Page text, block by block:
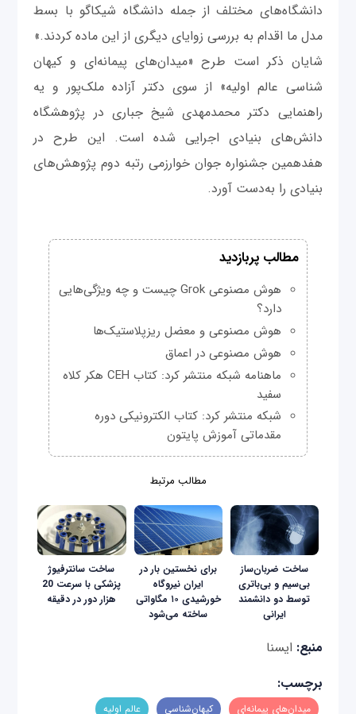
دانشگاه‌های مختلف از جمله دانشگاه شیکاگو با بسط
مدل ما اقدام به بررسی زوایای دیگری از این ماده کردند.»
شایان ذکر است طرح «میدان‌های پیمانه‌ای و کیهان
شناسی عالم اولیه» از سوی دکتر آزاده ملک‌پور و یه
راهنمایی دکتر محمدمهدی شیخ جباری در پژوهشگاه
دانش‌های بنیادی اجرایی شده است. این طرح در
هفدهمین جشنواره جوان خوارزمی رتبه دوم پژوهش‌های
بنیادی را به‌دست آورد.
مطالب پربازدید
هوش مصنوعی Grok چیست و چه ویژگی‌هایی
دارد؟
هوش مصنوعی و معضل ریزپلاستیک‌ها
هوش مصنوعی در اعماق
ماهنامه شبکه منتشر کرد: کتاب CEH هکر کلاه
سفید
شبکه منتشر کرد: کتاب الکترونیکی دوره
مقدماتی آموزش پایتون
مطالب مرتبط
ساخت ضربان‌ساز
بی‌سیم و بی‌باتری
توسط دو دانشمند
ایرانی
برای نخستین بار در
ایران نیروگاه
خورشیدی ۱۰ مگاواتی
ساخته می‌شود
ساخت سانترفیوژ
پزشکی با سرعت 20
هزار دور در دقیقه
منبع: ایسنا
برچسب:
میدان‌های پیمانه‌ای کیهان‌شناسی عالم اولیه